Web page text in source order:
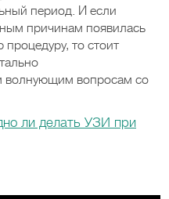
период. И если
причинам появилась
то стоит
волнующим вопросам со
ли делать УЗИ при